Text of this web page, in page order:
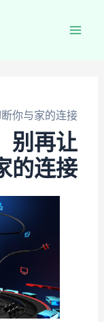
你与家的连接
别再让
的连接